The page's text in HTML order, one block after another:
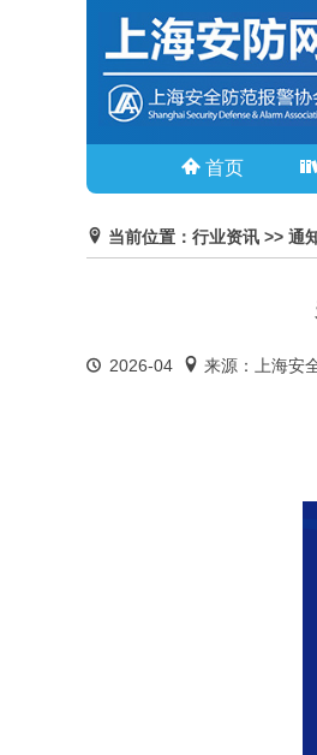
首页
当前位置：行业资讯 >> 通
2026-04 来源：上海安